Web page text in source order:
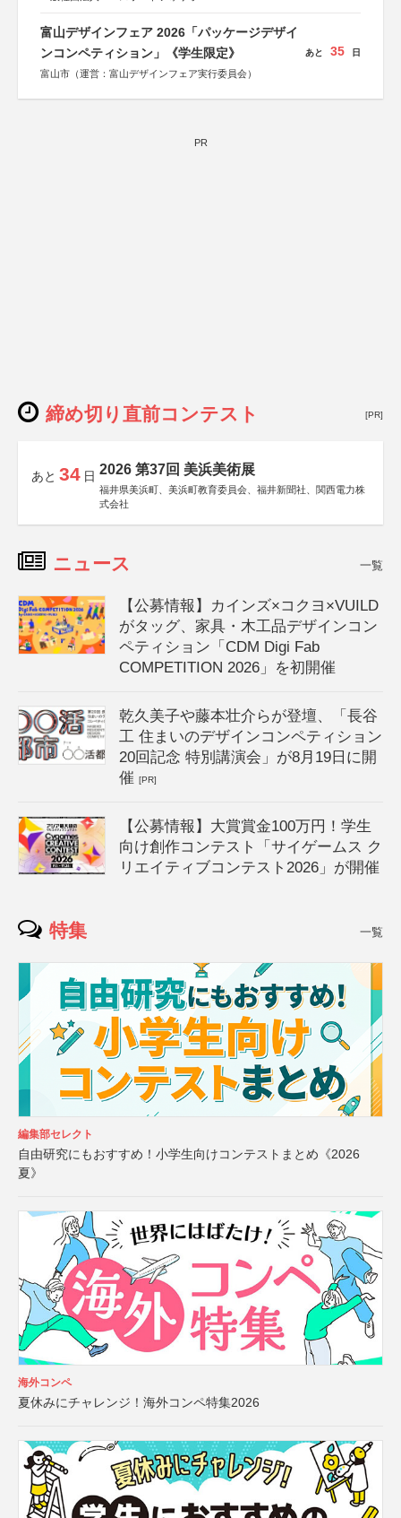
富山デザインフェア 2026「パッケージデザイ
ンコンペティション」《学生限定》
富山市（運営：富山デザインフェア実行委員会）
あと 35 日
PR
締め切り直前コンテスト [PR]
あと 34 日 2026 第37回 美浜美術展
福井県美浜町、美浜町教育委員会、福井新聞社、関西電力株
式会社
ニュース 一覧
【公募情報】カインズ×コクヨ×VUILD
がタッグ、家具・木工品デザインコン
ペティション「CDM Digi Fab
COMPETITION 2026」を初開催
乾久美子や藤本壮介らが登壇、「長谷
工 住まいのデザインコンペティション
20回記念 特別講演会」が8月19日に開
催[PR]
【公募情報】大賞賞金100万円！学生
向け創作コンテスト「サイゲームス ク
リエイティブコンテスト2026」が開催
特集 一覧
編集部セレクト
自由研究にもおすすめ！小学生向けコンテストまとめ《2026
夏》
海外コンペ
夏休みにチャレンジ！海外コンペ特集2026